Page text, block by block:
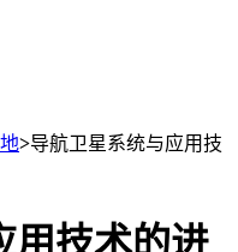
>导航卫星系统与应用技
用技术的进